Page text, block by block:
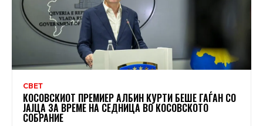
СВЕТ
КОСОВСКИОТ ПРЕМИЕР АЛБИН КУРТИ БЕШЕ ГАЃАН СО
ЈАЈЦА ЗА ВРЕМЕ НА СЕДНИЦА ВО КОСОВСКОТО
СОБРАНИЕ